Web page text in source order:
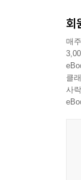
회
매
클
사